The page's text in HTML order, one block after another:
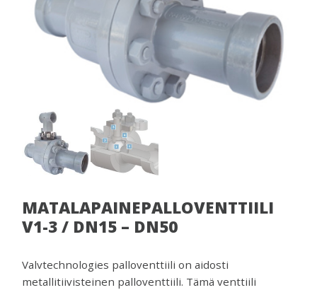
venttiilejä
ja
mittareita.
MATALAPAINEPALLOVENTTIILI
V1-3 / DN15 – DN50
Valvtechnologies palloventtiili on aidosti
metallitiivisteinen palloventtiili. Tämä venttiili